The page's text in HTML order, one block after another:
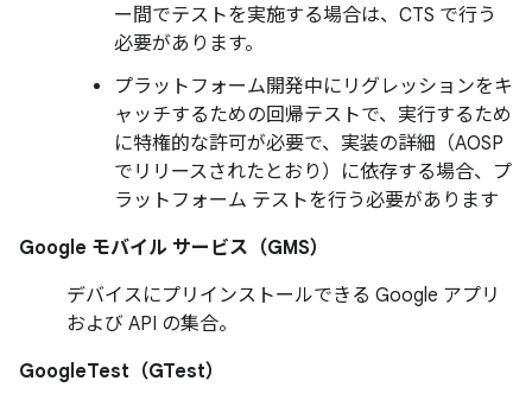
ー間でテストを実施する場合は、CTS で行う
必要があります。
プラットフォーム開発中にリグレッションをキ
ャッチするための回帰テストで、実行するため
に特権的な許可が必要で、実装の詳細（AOSP
でリリースされたとおり）に依存する場合、プ
ラットフォーム テストを行う必要があります
Google モバイル サービス（GMS）
デバイスにプリインストールできる Google アプリ
および API の集合。
GoogleTest（GTest）